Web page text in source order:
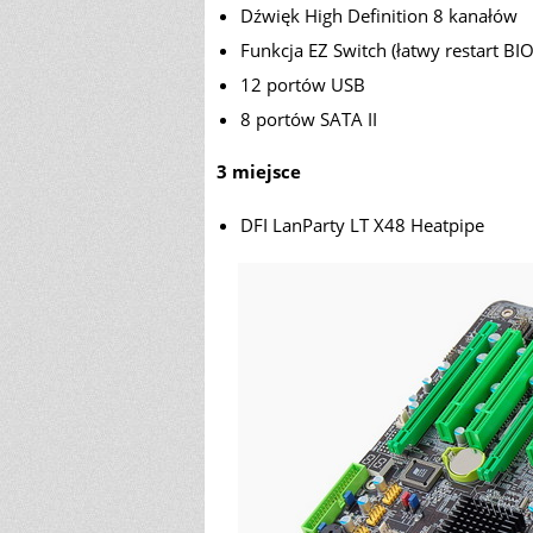
Dźwięk High Definition 8 kanałów
Funkcja EZ Switch (łatwy restart
12 portów USB
8 portów SATA II
3 miejsce
DFI LanParty LT X48 Heatpipe